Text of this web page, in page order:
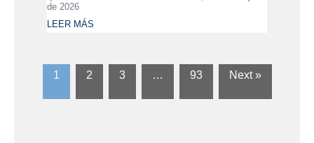
de 2026
LEER MÁS
1 2 3 … 93 Next »